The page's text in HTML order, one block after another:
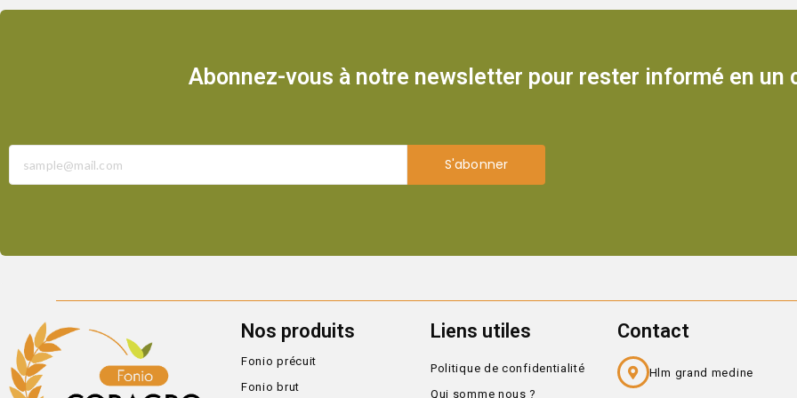
Abonnez-vous à notre newsletter pour rester informé en un
S'abonner
Nos produits
Fonio précuit
Fonio brut
Liens utiles
Politique de confidentialité
Qui somme nous ?
Contact
Hlm grand medine